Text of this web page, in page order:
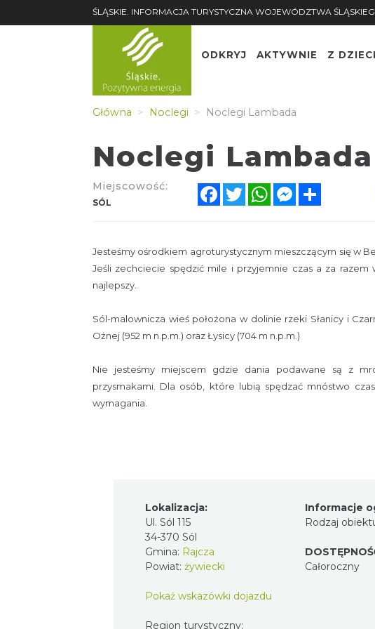
ŚLĄSKIE. INFORMACJA TURYSTYCZNA WOJEWÓDZTWA
ODKRYJ AKTYWNIE Z
Główna Noclegi Noclegi Lambada
Noclegi Lambada
Miejscowość:
SÓL
FacebookTwitterWhatsAppMessenger
Jesteśmy ośrodkiem agroturystycznym mieszczącym się w
Jeśli zechciecie spędzić mile i przyjemnie czas a za razem
najlepszy.
Sól-malownicza wieś położona w dolinie rzeki Słanicy i
Ożnej (952 m n.p.m.) oraz Łysicy (704 m n.p.m.)
Nie jesteśmy miejscem gdzie dania podawane są z
przysmakami. Dla osób, które lubią spędzać mnóstwo
wymagania.
Lokalizacja:
Ul. Sól 115
34-370 Sól
Gmina: Rajcza
Powiat: żywiecki
Pokaż wskazówki dojazdu
Region turystyczny:
Informacje
Rodzaj
Całoroczny